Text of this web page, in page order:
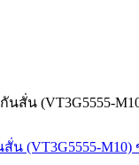
(VT3G5555-M10)